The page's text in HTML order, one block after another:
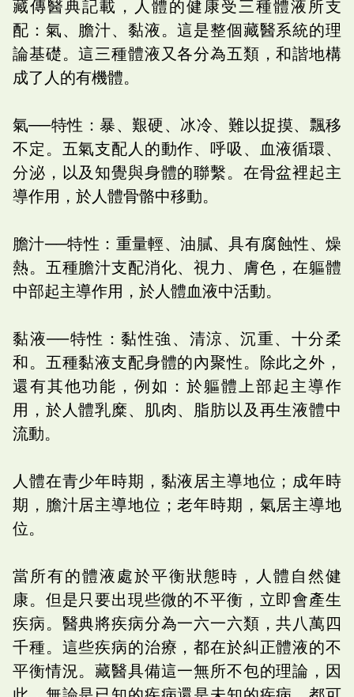
藏傳醫典記載，人體的健康受三種體液所支
配：氣、膽汁、黏液。這是整個藏醫系統的理
論基礎。這三種體液又各分為五類，和諧地構
成了人的有機體。
氣──特性：暴、艱硬、冰冷、難以捉摸、飄移
不定。五氣支配人的動作、呼吸、血液循環、
分泌，以及知覺與身體的聯繫。在骨盆裡起主
導作用，於人體骨骼中移動。
膽汁──特性：重量輕、油膩、具有腐蝕性、燥
熱。五種膽汁支配消化、視力、膚色，在軀體
中部起主導作用，於人體血液中活動。
黏液──特性：黏性強、清涼、沉重、十分柔
和。五種黏液支配身體的內聚性。除此之外，
還有其他功能，例如：於軀體上部起主導作
用，於人體乳糜、肌肉、脂肪以及再生液體中
流動。
人體在青少年時期，黏液居主導地位；成年時
期，膽汁居主導地位；老年時期，氣居主導地
位。
當所有的體液處於平衡狀態時，人體自然健
康。但是只要出現些微的不平衡，立即會產生
疾病。醫典將疾病分為一六一六類，共八萬四
千種。這些疾病的治療，都在於糾正體液的不
平衡情況。藏醫具備這一無所不包的理論，因